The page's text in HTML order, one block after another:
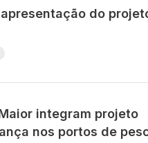
do
integram projeto
nos portos de